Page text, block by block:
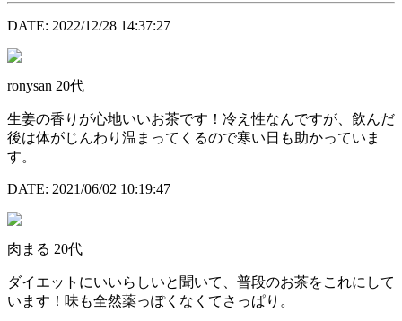
DATE: 2022/12/28 14:37:27
ronysan 20代
生姜の香りが心地いいお茶です！冷え性なんですが、飲んだ
後は体がじんわり温まってくるので寒い日も助かっていま
す。
DATE: 2021/06/02 10:19:47
肉まる 20代
ダイエットにいいらしいと聞いて、普段のお茶をこれにして
います！味も全然薬っぽくなくてさっぱり。